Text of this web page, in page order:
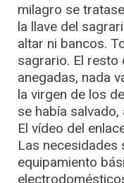
milagro se
la llave del
altar ni bancos.
sagrario. El resto
anegadas, nada
la virgen de los
se había
El vídeo del
Las necesidades
equipamiento